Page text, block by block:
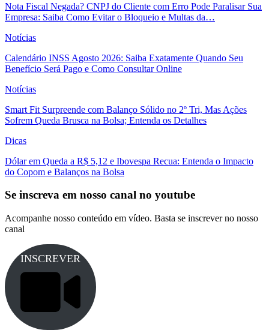
Nota Fiscal Negada? CNPJ do Cliente com Erro Pode Paralisar Sua
Empresa: Saiba Como Evitar o Bloqueio e Multas da…
Notícias
Calendário INSS Agosto 2026: Saiba Exatamente Quando Seu
Benefício Será Pago e Como Consultar Online
Notícias
Smart Fit Surpreende com Balanço Sólido no 2º Tri, Mas Ações
Sofrem Queda Brusca na Bolsa; Entenda os Detalhes
Dicas
Dólar em Queda a R$ 5,12 e Ibovespa Recua: Entenda o Impacto
do Copom e Balanços na Bolsa
Se inscreva em nosso canal no youtube
Acompanhe nosso conteúdo em vídeo. Basta se inscrever no nosso
canal
INSCREVER